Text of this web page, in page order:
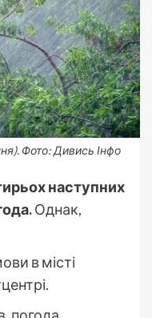
Фото: Дивись Інфо
наступних
Однак,
в місті